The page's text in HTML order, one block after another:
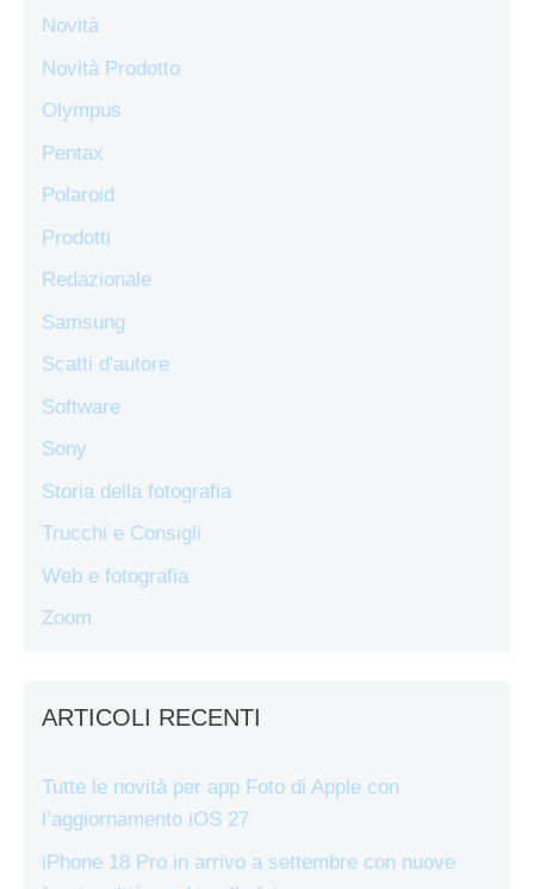
Novità
Novità Prodotto
Olympus
Pentax
Polaroid
Prodotti
Redazionale
Samsung
Scatti d'autore
Software
Sony
Storia della fotografia
Trucchi e Consigli
Web e fotografia
Zoom
ARTICOLI RECENTI
Tutte le novità per app Foto di Apple con
l’aggiornamento iOS 27
iPhone 18 Pro in arrivo a settembre con nuove